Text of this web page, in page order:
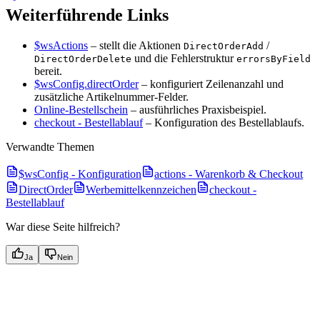
Weiterführende Links
$wsActions – stellt die Aktionen DirectOrderAdd /
DirectOrderDelete und die Fehlerstruktur errorsByField
bereit.
$wsConfig.directOrder– konfiguriert Zeilenanzahl und
zusätzliche Artikelnummer-Felder.
Online-Bestellschein – ausführliches Praxisbeispiel.
checkout - Bestellablauf– Konfiguration des Bestellablaufs.
Verwandte Themen
$wsConfig - Konfiguration
actions - Warenkorb & Checkout
DirectOrder
Werbemittelkennzeichen
checkout -
Bestellablauf
War diese Seite hilfreich?
Ja Nein